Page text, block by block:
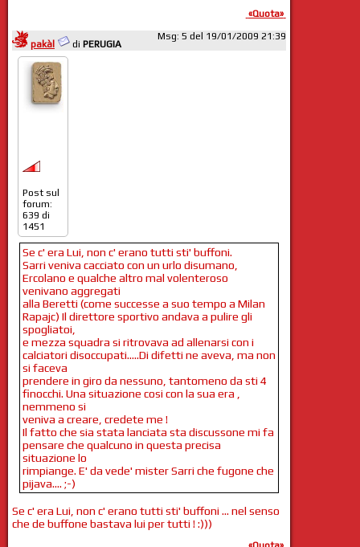
«Quota»
pakàl di PERUGIA
Msg: 5 del 19/01/2009 21:39
Post sul
forum:
639 di
1451
Se c' era Lui, non c' erano tutti sti' buffoni.
Sarri veniva cacciato con un urlo disumano,
Ercolano e qualche altro mal volenteroso
venivano aggregati
alla Beretti (come successe a suo tempo a Milan
Rapajc) Il direttore sportivo andava a pulire gli
spogliatoi,
e mezza squadra si ritrovava ad allenarsi con i
calciatori disoccupati.....Di difetti ne aveva, ma non
si faceva
prendere in giro da nessuno, tantomeno da sti 4
finocchi. Una situazione cosi con la sua era ,
nemmeno si
veniva a creare, credete me !
Il fatto che sia stata lanciata sta discussone mi fa
pensare che qualcuno in questa precisa
situazione lo
rimpiange. E' da vede' mister Sarri che fugone che
pijava.... ;-)
Se c' era Lui, non c' erano tutti sti' buffoni ... nel senso
che de buffone bastava lui per tutti ! :)))